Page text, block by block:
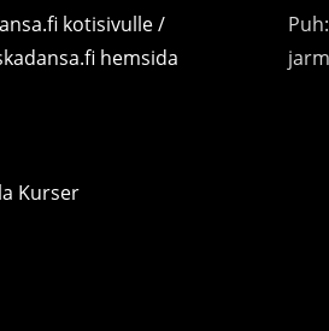
kotisivulle /
hemsida
Kurser